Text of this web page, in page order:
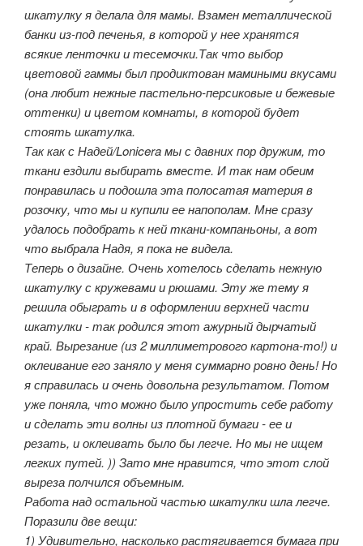
шкатулку я делала для мамы. Взамен металлической
банки из-под печенья, в которой у нее хранятся
всякие ленточки и тесемочки.Так что выбор
цветовой гаммы был продиктован мамиными вкусами
(она любит нежные пастельно-персиковые и бежевые
оттенки) и цветом комнаты, в которой будет
стоять шкатулка.
Так как с Надей/Lonicera мы с давних пор дружим, то
ткани ездили выбирать вместе. И так нам обеим
понравилась и подошла эта полосатая материя в
розочку, что мы и купили ее напополам. Мне сразу
удалось подобрать к ней ткани-компаньоны, а вот
что выбрала Надя, я пока не видела.
Теперь о дизайне. Очень хотелось сделать нежную
шкатулку с кружевами и рюшами. Эту же тему я
решила обыграть и в оформлении верхней части
шкатулки - так родился этот ажурный дырчатый
край. Вырезание (из 2 миллиметрового картона-то!) и
оклеивание его заняло у меня суммарно ровно день! Но
я справилась и очень довольна результатом. Потом
уже поняла, что можно было упростить себе работу
и сделать эти волны из плотной бумаги - ее и
резать, и оклеивать было бы легче. Но мы не ищем
легких путей. )) Зато мне нравится, что этот слой
выреза полчился объемным.
Работа над остальной частью шкатулки шла легче.
Поразили две вещи:
1) Удивительно, насколько растягивается бумага при